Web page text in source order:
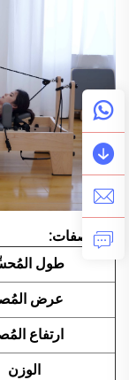
المواصفات:
طول
عرض
ارتفاع
الوزن